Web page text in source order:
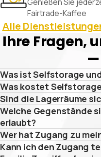
Fairtrade-Kaffee
Alle
Ihre Fragen,
—
Was ist Selfstorage
Was kostet
Sind die Lagerräume
Welche Gegenstände
erlaubt?
Wer hat Zugang zu
Kann ich den Zugang